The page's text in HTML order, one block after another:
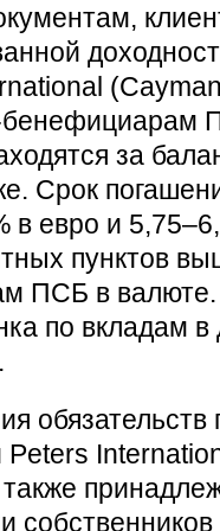
за
Срок
в евро и
пунктов
ПСБ в
по вкладам